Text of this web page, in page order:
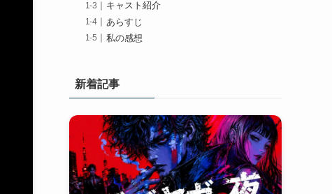
キャスト紹介
あらすじ
私の感想
新着記事